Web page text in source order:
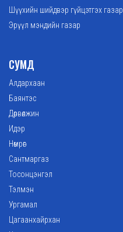
Шүүхийн шийдвэр гүйцэтгэх газар
Эрүүл мэндийн газар
СУМД
Алдархаан
Баянтэс
Дөрвөлжин
Идэр
Нөмрөг
Сантмаргаз
Тосонцэнгэл
Тэлмэн
Ургамал
Цагаанхайрхан